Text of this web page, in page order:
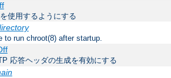
使用するようにする
to run chroot(8) after startup.
応答ヘッダの生成を有効にする